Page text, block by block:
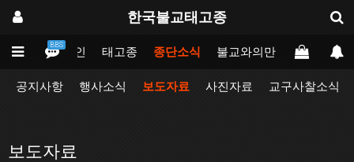
한국불교태고종
BBS
메인 태고종 종단소식 불교와의만남 업무포털
공지사항 행사소식 보도자료 사진자료 교구사찰소식
보도자료